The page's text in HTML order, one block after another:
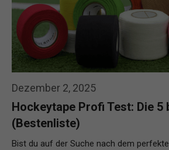
Dezember 2, 2025
Hockeytape Profi Test: Die 5
(Bestenliste)
Bist du auf der Suche nach dem